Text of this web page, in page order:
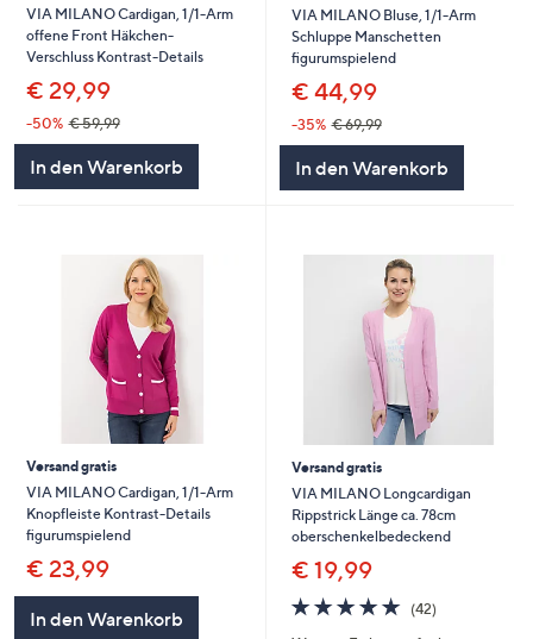
VIA MILANO Cardigan, 1/1-Arm
offene Front Häkchen-
Verschluss Kontrast-Details
€ 29,99
-50% € 59,99
In den Warenkorb
VIA MILANO Bluse, 1/1-Arm
Schluppe Manschetten
figurumspielend
€ 44,99
-35% € 69,99
In den Warenkorb
Versand gratis
VIA MILANO Cardigan, 1/1-Arm
Knopfleiste Kontrast-Details
figurumspielend
€ 23,99
In den Warenkorb
Versand gratis
VIA MILANO Longcardigan
Rippstrick Länge ca. 78cm
oberschenkelbedeckend
€ 19,99
4.8
von
(42)42